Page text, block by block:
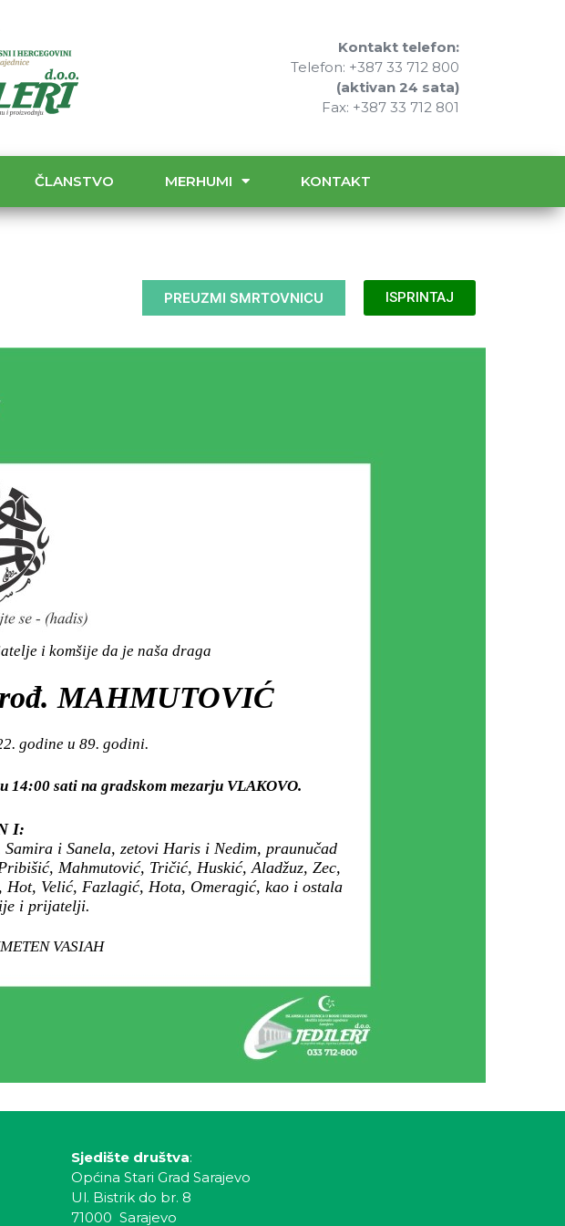
Kontakt telefon:
Telefon: +387 33 712 800
(aktivan 24 sata)
Fax: +387 33 712 801
ČLANSTVO MERHUMI KONTAKT
PREUZMI SMRTOVNICU ISPRINTAJ
i komšije da je naša draga
MAHMUTOVIĆ
godine u 89. godini.
14:00 sati na gradskom mezarju VLAKOVO.
I:
i Sanela, zetovi Haris i Nedim, praunučad
Mahmutović, Tričić, Huskić, Aladžuz, Zec,
Velić, Fazlagić, Hota, Omeragić, kao i ostala
i prijatelji.
VASIAH
Sjedište društva:
Općina Stari Grad Sarajevo
Ul. Bistrik do br. 8
71000 Sarajevo